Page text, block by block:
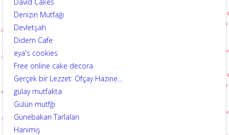
Denizin Mutfağı
Devletşah
Didem Cafe
eya's cookies
Free online cake decora
Gerçek bir Lezzet: Ofçay Hazine…
gülay mutfakta
Gülün mutfğı
Günebakan Tarlaları
Hanimiş